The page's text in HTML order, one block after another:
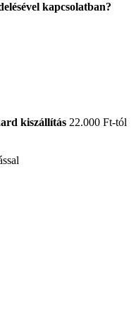
kapcsolatban?
kiszállítás 22.000 Ft-tól